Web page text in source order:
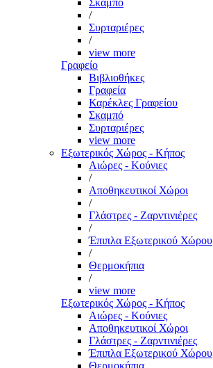
Σκαμπό
/
Συρταριέρες
/
view more
Γραφείο
Βιβλιοθήκες
Γραφεία
Καρέκλες Γραφείου
Σκαμπό
Συρταριέρες
view more
Εξωτερικός Χώρος - Κήπος
Αιώρες - Κούνιες
/
Αποθηκευτικοί Χώροι
/
Γλάστρες - Ζαρντινιέρες
/
Έπιπλα Εξωτερικού Χώρου
/
Θερμοκήπια
/
view more
Εξωτερικός Χώρος - Κήπος
Αιώρες - Κούνιες
Αποθηκευτικοί Χώροι
Γλάστρες - Ζαρντινιέρες
Έπιπλα Εξωτερικού Χώρου
Θερμοκήπια